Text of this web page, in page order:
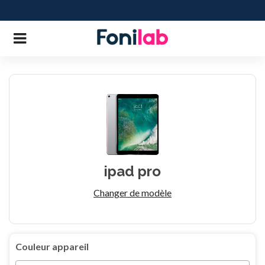
ipad pro
Changer de modèle
Couleur appareil